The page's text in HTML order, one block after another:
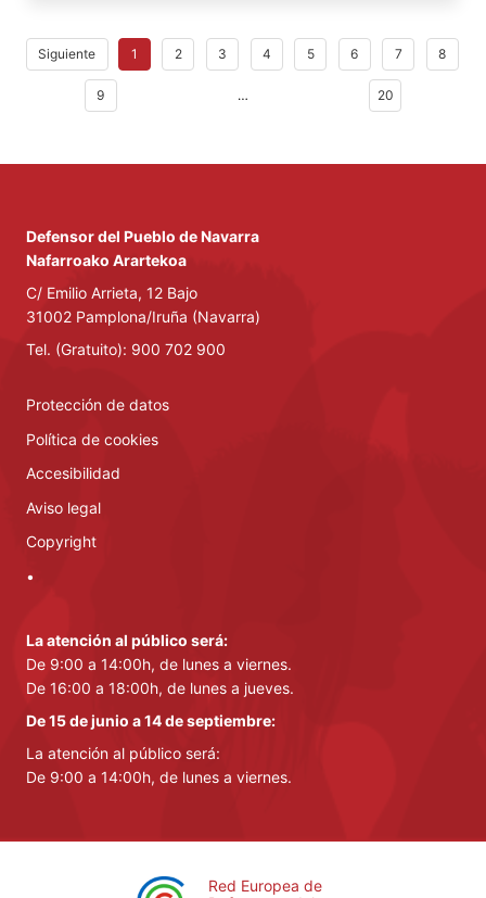
Siguiente 1 2 3 4 5 6 7 8
9 … 20
Defensor del Pueblo de Navarra
Nafarroako Arartekoa
C/ Emilio Arrieta, 12 Bajo
31002 Pamplona/Iruña (Navarra)
Tel. (Gratuito): 900 702 900
Protección de datos
Política de cookies
Accesibilidad
Aviso legal
Copyright
•
La atención al público será:
De 9:00 a 14:00h, de lunes a viernes.
De 16:00 a 18:00h, de lunes a jueves.
De 15 de junio a 14 de septiembre:
La atención al público será:
De 9:00 a 14:00h, de lunes a viernes.
Red Europea de